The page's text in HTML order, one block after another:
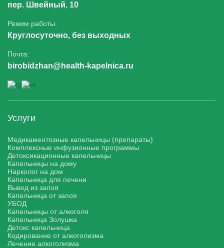
Услуги
Медикаментозные капельницы (препараты)
Комплексные инфузионные программы
Детоксикационные капельницы
Капельницы на дому
Нарколог на дом
Капельница для печени
Вывод из запоя
Капельница от запоя
УБОД
Капельницы от алкоголя
Капельница Золушка
Детокс капельница
Кодирование от алкоголизма
Лечение алкоголизма
пер. Швейный, 10
Режим работы:
Круглосуточно, без выходных
Почта:
birobidzhan@health-kapelnica.ru